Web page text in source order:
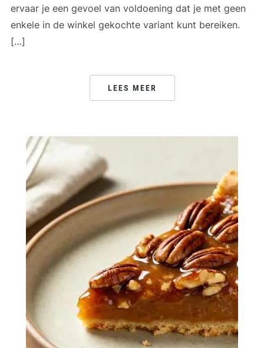
ervaar je een gevoel van voldoening dat je met geen
enkele in de winkel gekochte variant kunt bereiken.
[…]
LEES MEER